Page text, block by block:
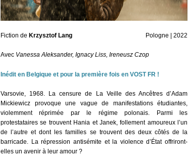
Fiction de Krzysztof Lang Pologne | 2022
Avec Vanessa Aleksander, Ignacy Liss, Ireneusz Czop
Inédit en Belgique et pour la première fois en VOST FR !
Varsovie, 1968. La censure de La Veille des Ancêtres d’Adam
Mickiewicz provoque une vague de manifestations étudiantes,
violemment réprimée par le régime polonais. Parmi les
protestataires se trouvent Hania et Janek, follement amoureux l’un
de l’autre et dont les familles se trouvent des deux côtés de la
barricade. La répression antisémite et la violence d’État offriront-
elles un avenir à leur amour ?